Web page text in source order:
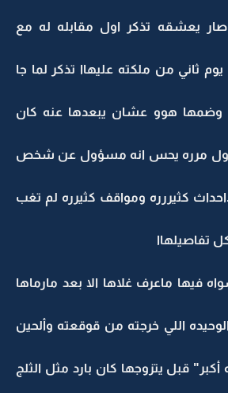
صار يعشقه تذكر اول مقابله له مع
ثاني من ملكته عليهاا تذكر لما جا
وضمها هوو عشان يبعدها عنه كان
اول مرره يحس انه مسؤول عن شخص
كثيررره ومواقف كثيرره لم تغب
تفاصيلهاا
فيها ماعرف غلاها الا بعد مارماها
اللي خرجته من قوقعته وألحين
قبل يتزوجها كان بارد مثل الثلج